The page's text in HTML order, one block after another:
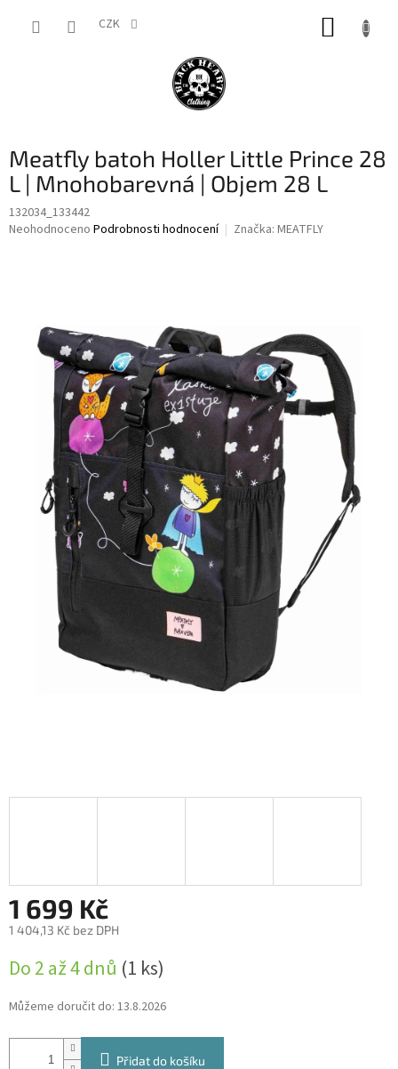
CZK
Meatfly batoh Holler Little Prince 28
L | Mnohobarevná | Objem 28 L
132034_133442
Průměrné
hvězdiček.
Neohodnoceno Podrobnosti hodnocení Značka: MEATFLY
1 699 Kč
1 404,13 Kč bez DPH
cena:
Do 2 až 4 dnů (1 ks)
Můžeme doručit do: 13.8.2026
Přidat do košíku